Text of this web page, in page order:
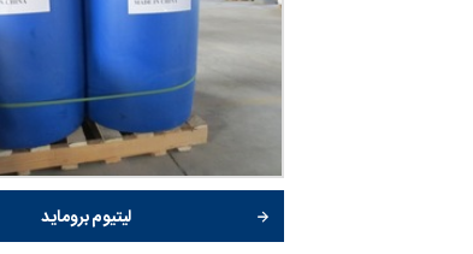
لیتیوم بروماید